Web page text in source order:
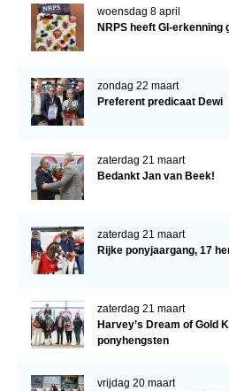
woensdag 8 april
NRPS heeft GI-erkenning
zondag 22 maart
Preferent predicaat Dewi
zaterdag 21 maart
Bedankt Jan van Beek!
zaterdag 21 maart
Rijke ponyjaargang, 17
zaterdag 21 maart
Harvey’s Dream of Gold
ponyhengsten
vrijdag 20 maart